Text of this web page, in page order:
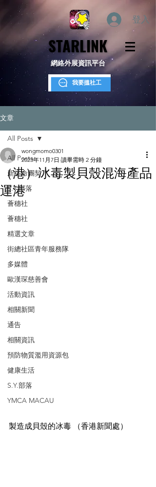
登入
STARLINK
STARLINK
網絡外展資訊平台
我要搵社工
文章
All Posts
新生命團契
S.Y.部落
薈穗社
薈穗社
精選文章
街總社區青年服務隊
多媒體
歐漢琛慈善會
活動資訊
相關新聞
通告
相關資訊
預防物質濫用資源包
健康生活
S.Y.部落
YMCA MACAU
All Posts
（港）冰毒製貝殼混海產品
運港
wongmomo0301
2023年11月7日 讀畢需時 2 分鐘
製造成貝殼的冰毒 （香港新聞處）